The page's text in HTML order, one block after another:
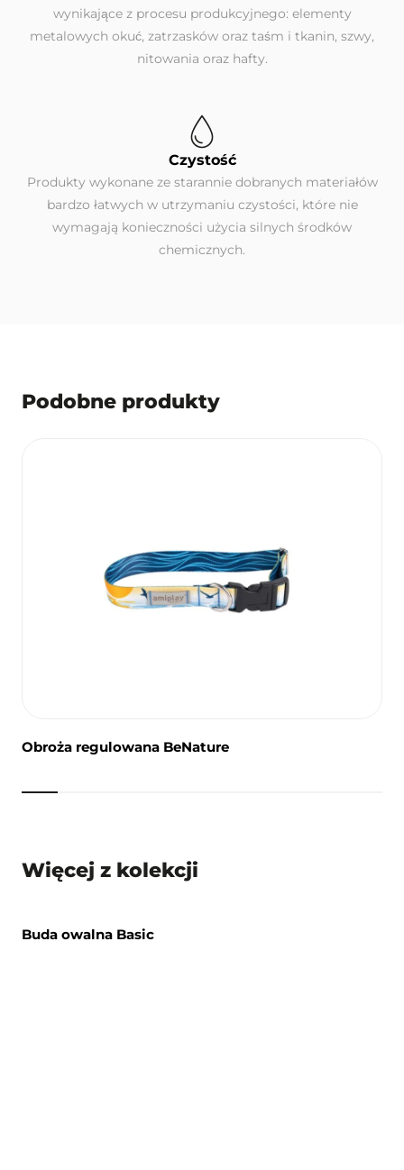
wynikające z procesu produkcyjnego: elementy
metalowych okuć, zatrzasków oraz taśm i tkanin, szwy,
nitowania oraz hafty.
Czystość
Produkty wykonane ze starannie dobranych materiałów
bardzo łatwych w utrzymaniu czystości, które nie
wymagają konieczności użycia silnych środków
chemicznych.
Podobne produkty
Obroża regulowana BeNature
Więcej z kolekcji
Buda owalna Basic